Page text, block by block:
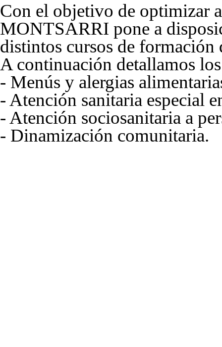
Con el objetivo de optimizar
MONTSARRI pone a
distintos cursos de
A continuación detallamos
- Menús y alergias
- Atención sanitaria especial
- Atención sociosanitaria a
- Dinamización comunitaria.